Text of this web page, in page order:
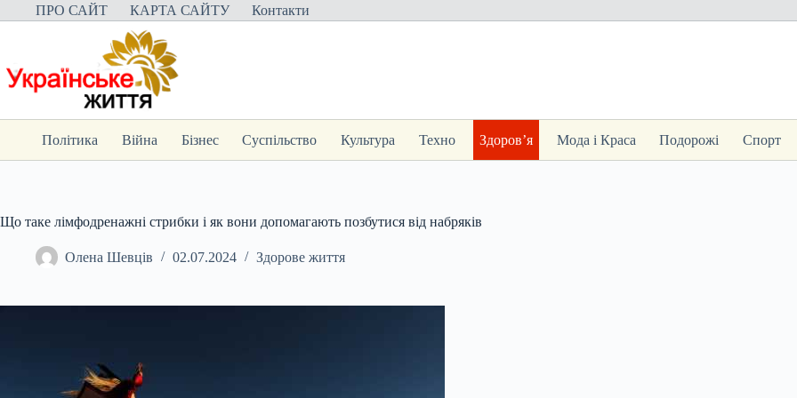
Перейти
до
ПРО САЙТ КАРТА САЙТУ Контакти
Політика Війна Бізнес Суспільство Культура Техно Здоров’я Мода і Краса Подорожі Спорт
Що таке лімфодренажні стрибки і як вони допомагають позбутися від набряків
Олена Шевців 02.07.2024 Здорове життя